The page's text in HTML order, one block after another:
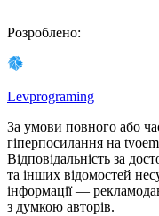
Розроблено:
Levprograming
За умови повного або
гіперпосилання на
Відповідальність за
та інших відомостей
інформації —
з думкою авторiв.